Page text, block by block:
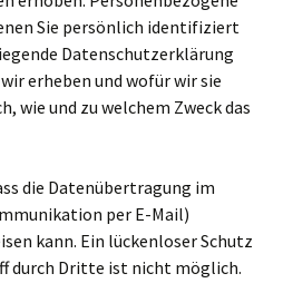
Sie persönlich identifiziert
Datenschutzerklärung
erheben und wofür wir sie
wie und zu welchem Zweck das
die Datenübertragung im
per E-Mail)
kann. Ein lückenloser Schutz
durch Dritte ist nicht möglich.